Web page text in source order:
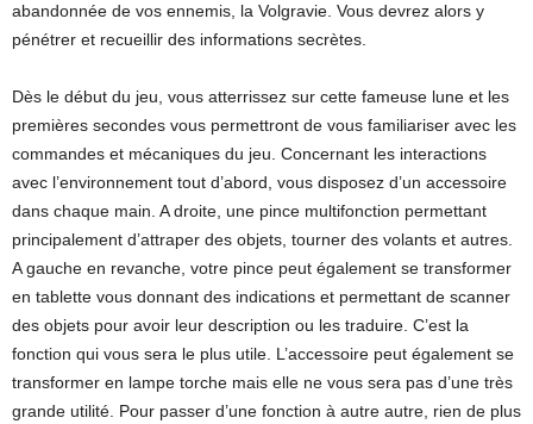
abandonnée de vos ennemis, la Volgravie. Vous devrez alors y
pénétrer et recueillir des informations secrètes.
Dès le début du jeu, vous atterrissez sur cette fameuse lune et les
premières secondes vous permettront de vous familiariser avec les
commandes et mécaniques du jeu. Concernant les interactions
avec l’environnement tout d’abord, vous disposez d’un accessoire
dans chaque main. A droite, une pince multifonction permettant
principalement d’attraper des objets, tourner des volants et autres.
A gauche en revanche, votre pince peut également se transformer
en tablette vous donnant des indications et permettant de scanner
des objets pour avoir leur description ou les traduire. C’est la
fonction qui vous sera le plus utile. L’accessoire peut également se
transformer en lampe torche mais elle ne vous sera pas d’une très
grande utilité. Pour passer d’une fonction à autre autre, rien de plus